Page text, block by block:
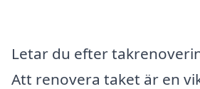
Letar du efter
Att renovera taket är en